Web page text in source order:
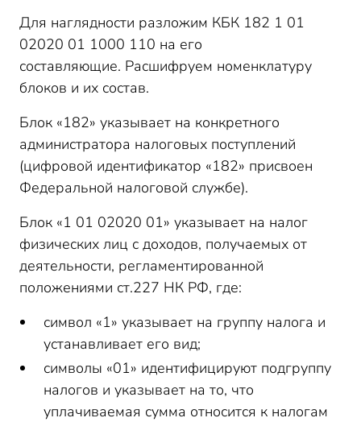
Для наглядности разложим КБК 182 1 01
02020 01 1000 110 на его
составляющие. Расшифруем номенклатуру
блоков и их состав.
Блок «182» указывает на конкретного
администратора налоговых поступлений
(цифровой идентификатор «182» присвоен
Федеральной налоговой службе).
Блок «1 01 02020 01» указывает на налог
физических лиц с доходов, получаемых от
деятельности, регламентированной
положениями ст.227 НК РФ, где:
символ «1» указывает на группу налога и
устанавливает его вид;
символы «01» идентифицируют подгруппу
налогов и указывает на то, что
уплачиваемая сумма относится к налогам